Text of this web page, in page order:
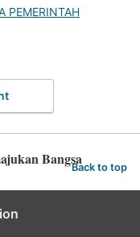
PEMERINTAH
BangsaBack to top